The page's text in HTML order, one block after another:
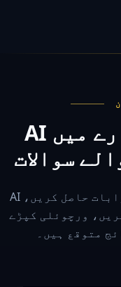
AI کلاتھ چینجر کے بارے میں
سوالات
AI کلاتھ چینجر کے بارے میں واضح جوابات حاصل کریں،
ورچوئلی کپڑے
متوقع ہیں۔